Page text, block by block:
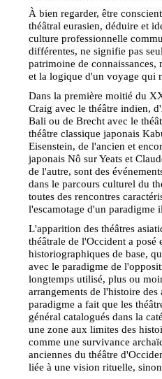
À bien regarder, être
théâtral eurasien, déduire et
culture professionnelle
différentes, ne signifie pas
patrimoine de connaissances,
et la logique d'un voyage qui
Dans la première moitié du
Craig avec le théâtre indien,
Bali ou de Brecht avec le
théâtre classique japonais
Eisenstein, de l'ancien et
japonais Nô sur Yeats et
de l'autre, sont des
dans le parcours culturel du
toutes des rencontres
l'escamotage d'un paradigme
L'apparition des théâtres
théâtrale de l'Occident a posé
historiographiques de base,
avec le paradigme de
longtemps utilisé, plus ou
arrangements de l'histoire des
paradigme a fait que les
général catalogués dans la
une zone aux limites des
comme une survivance
anciennes du théâtre
liée à une vision rituelle,